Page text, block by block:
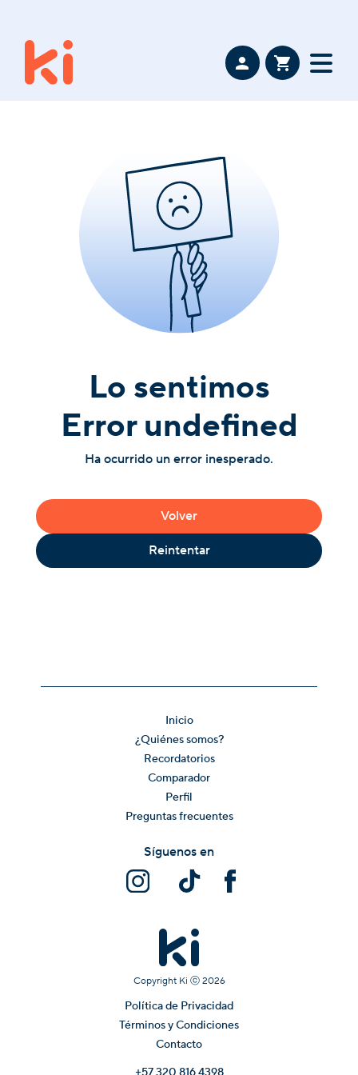
Lo sentimos
Error undefined
Ha ocurrido un error inesperado.
Volver
Reintentar
Inicio
¿Quiénes somos?
Recordatorios
Comparador
Perfil
Preguntas frecuentes
Copyright Ki ⓒ 2026
Política de Privacidad
Términos y Condiciones
Contacto
Síguenos en